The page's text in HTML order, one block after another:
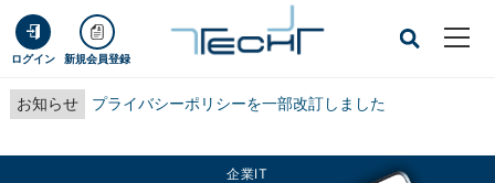
ログイン 新規会員登録
お知らせ プライバシーポリシーを一部改訂しました
企業IT